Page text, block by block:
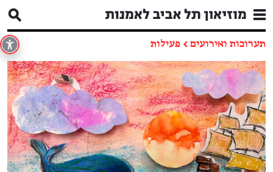
תערוכות ואירועים ← פעילות